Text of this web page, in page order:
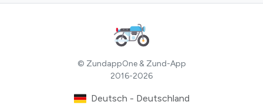
© ZundappOne & Zund-App
2016-2026
Deutsch - Deutschland